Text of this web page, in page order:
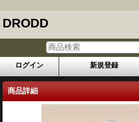
DRODD
ログイン 新規登録
商品詳細